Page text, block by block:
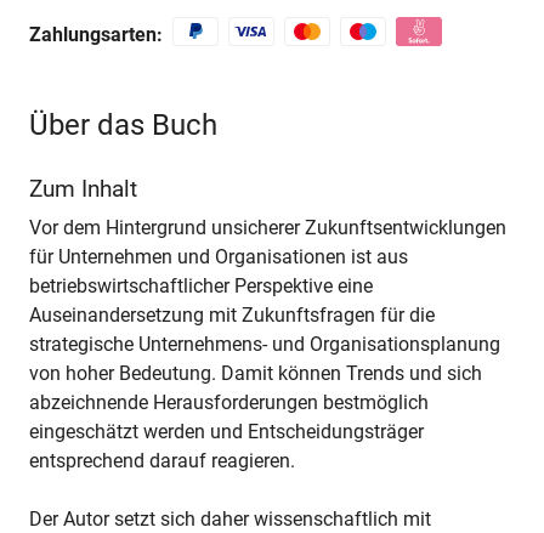
Zahlungsarten:
Über das Buch
Zum Inhalt
Vor dem Hintergrund unsicherer Zukunftsentwicklungen
für Unternehmen und Organisationen ist aus
betriebswirtschaftlicher Perspektive eine
Auseinandersetzung mit Zukunftsfragen für die
strategische Unternehmens- und Organisationsplanung
von hoher Bedeutung. Damit können Trends und sich
abzeichnende Herausforderungen bestmöglich
eingeschätzt werden und Entscheidungsträger
entsprechend darauf reagieren.
Der Autor setzt sich daher wissenschaftlich mit